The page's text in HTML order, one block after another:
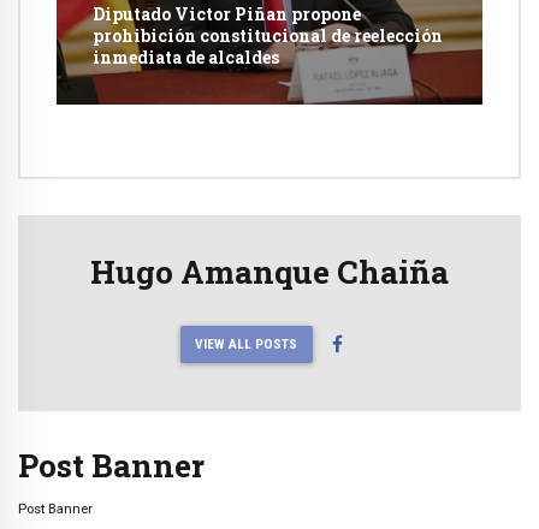
Diputado Victor Piñan propone
prohibición constitucional de reelección
inmediata de alcaldes
Hugo Amanque Chaiña
VIEW ALL POSTS
Post Banner
Post Banner